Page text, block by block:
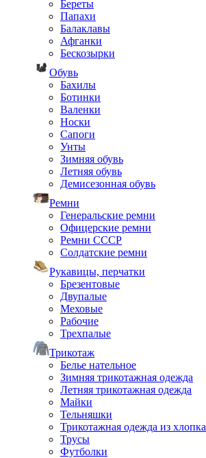
Береты
Папахи
Балаклавы
Афганки
Бескозырки
Обувь
Бахилы
Ботинки
Валенки
Носки
Сапоги
Унты
Зимняя обувь
Летняя обувь
Демисезонная обувь
Ремни
Генеральские ремни
Офицерские ремни
Ремни СССР
Солдатские ремни
Рукавицы, перчатки
Брезентовые
Двупалые
Меховые
Рабочие
Трехпалые
Трикотаж
Белье нательное
Зимняя трикотажная одежда
Летняя трикотажная одежда
Майки
Тельняшки
Трикотажная одежда из хлопка
Трусы
Футболки